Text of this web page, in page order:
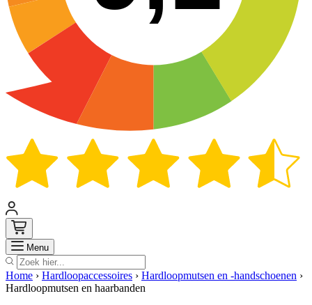
Menu Zoek
Home › Hardloopaccessoires › Hardloopmutsen en -handschoenen ›
Hardloopmutsen en haarbanden